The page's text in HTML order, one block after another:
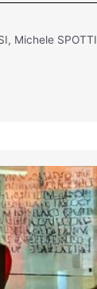
Michele SPOTTI